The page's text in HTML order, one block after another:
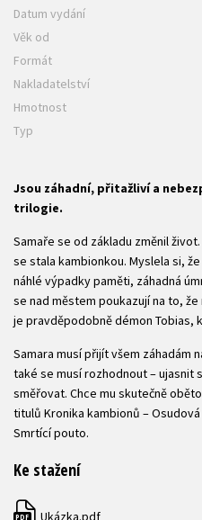
Datum vydání
Věk od
Formát
Nakladatelství
Hmotnost
Typ
Jsou záhadní, přitažliví a
trilogie.
Samaře se od základu změnil
se stala kambionkou. Myslela si,
náhlé výpadky paměti, záhadná
se nad městem poukazují na to,
je pravděpodobně démon Tobias,
Samara musí přijít všem záhadám
také se musí rozhodnout – ujasnit
směřovat. Chce mu skutečně
titulů Kronika kambionů –
Smrtící pouto.
Ke stažení
PDF Ukázka.pdf